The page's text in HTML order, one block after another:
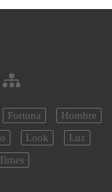
Fortuna
Hombre
Look
Luz